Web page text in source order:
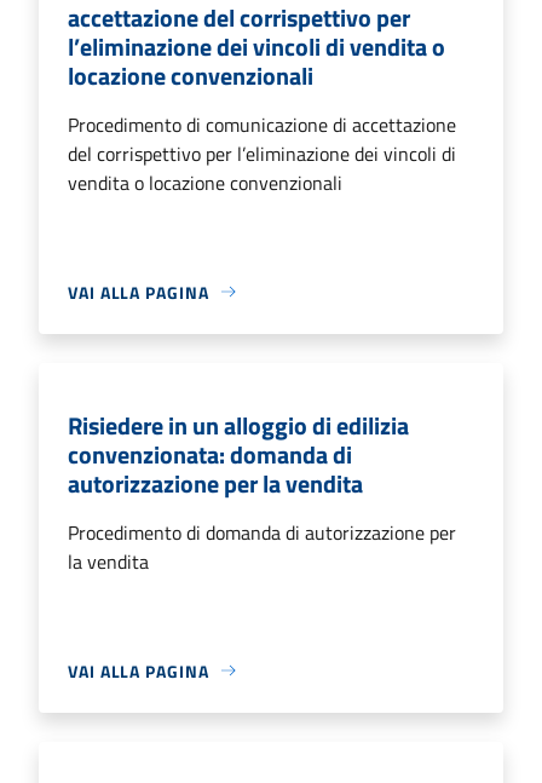
accettazione del corrispettivo per
l’eliminazione dei vincoli di vendita o
locazione convenzionali
Procedimento di comunicazione di accettazione
del corrispettivo per l’eliminazione dei vincoli di
vendita o locazione convenzionali
VAI ALLA PAGINA
Risiedere in un alloggio di edilizia
convenzionata: domanda di
autorizzazione per la vendita
Procedimento di domanda di autorizzazione per
la vendita
VAI ALLA PAGINA